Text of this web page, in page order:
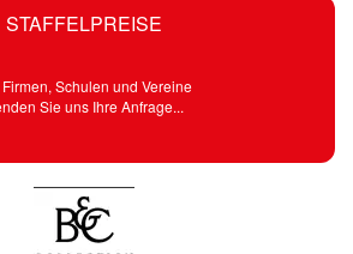
STAFFELPREISE
Firmen, Schulen und Vereine
Sie uns Ihre Anfrage...